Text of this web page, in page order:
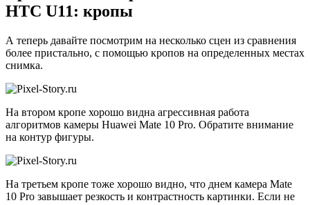
HTC U11: кропы
А теперь давайте посмотрим на несколько сцен из сравнения
более пристально, с помощью кропов на определенных местах
снимка.
На втором кропе хорошо видна агрессивная работа
алгоритмов камеры Huawei Mate 10 Pro. Обратите внимание
на контур фигуры.
На третьем кропе тоже хорошо видно, что днем камера Mate
10 Pro завышает резкость и контрастность картинки. Если не